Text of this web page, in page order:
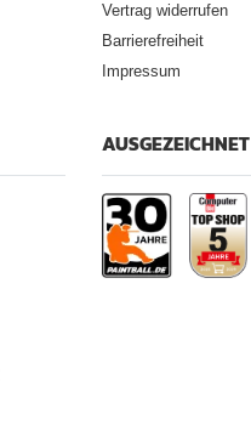
Vertrag widerrufen
Barrierefreiheit
Impressum
AUSGEZEICHNET